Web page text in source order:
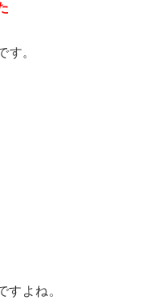
す。
すよね。